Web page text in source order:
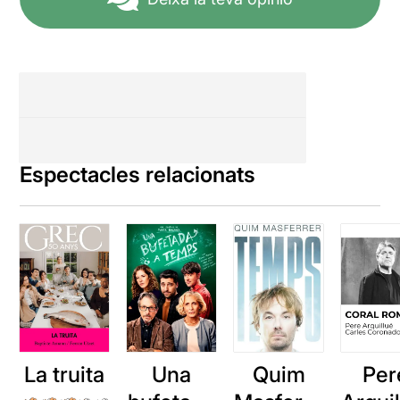
una criatura i la mare (i
Espectacles relacionats
La truita
Una
Quim